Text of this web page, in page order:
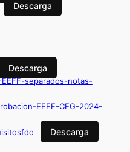
Descarga
Descarga
separados-notas-
EEFF-CEG-2024-
Descarga